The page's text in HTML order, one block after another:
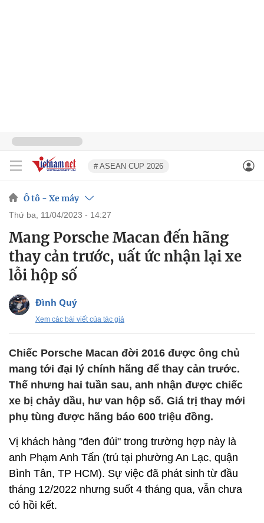
# ASEAN CUP 2026
Ô tô - Xe máy
thứ ba, 11/04/2023 - 14:27
Mang Porsche Macan đến hãng
thay cản trước, uất ức nhận lại xe
lỗi hộp số
Đình Quý
Xem các bài viết của tác giả
Chiếc Porsche Macan đời 2016 được ông chủ
mang tới đại lý chính hãng để thay cản trước.
Thế nhưng hai tuần sau, anh nhận được chiếc
xe bị chảy dầu, hư van hộp số. Giá trị thay mới
phụ tùng được hãng báo 600 triệu đồng.
Vị khách hàng "đen đủi" trong trường hợp này là
anh Phạm Anh Tấn (trú tại phường An Lạc, quận
Bình Tân, TP HCM). Sự việc đã phát sinh từ đầu
tháng 12/2022 nhưng suốt 4 tháng qua, vẫn chưa
có hồi kết.